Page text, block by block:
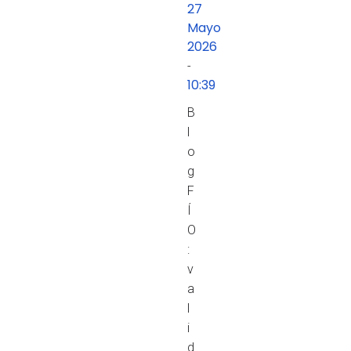
27
Mayo
2026
-
10:39
B
l
o
g
F
Í
O
:
v
a
l
i
d